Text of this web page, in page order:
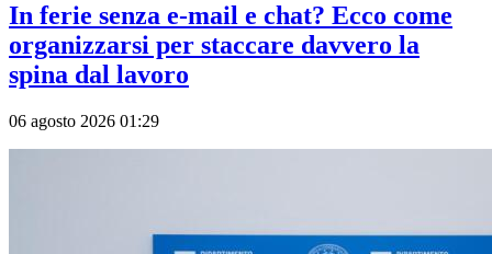
In ferie senza e-mail e chat? Ecco come
organizzarsi per staccare davvero la
spina dal lavoro
06 agosto 2026 01:29